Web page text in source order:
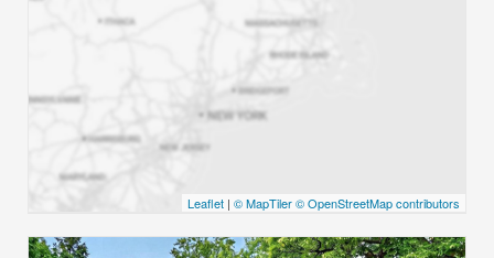
Leaflet | © MapTiler© OpenStreetMap contributors